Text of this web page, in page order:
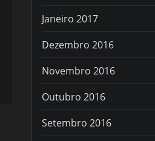
Janeiro 2017
Dezembro 2016
Novembro 2016
Outubro 2016
Setembro 2016